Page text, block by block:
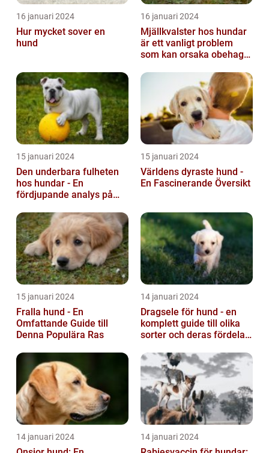
16 januari 2024
Hur mycket sover en
hund
16 januari 2024
Mjällkvalster hos hundar
är ett vanligt problem
som kan orsaka obehag
hunden...
15 januari 2024
Den underbara fulheten
hos hundar - En
fördjupande analys på
15 januari 2024
Världens dyraste hund -
En Fascinerande Översikt
15 januari 2024
Fralla hund - En
Omfattande Guide till
Denna Populära Ras
14 januari 2024
Dragsele för hund - en
komplett guide till olika
sorter och deras fördelar
14 januari 2024 14 januari 2024